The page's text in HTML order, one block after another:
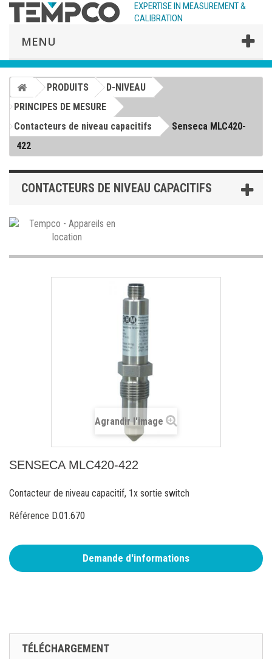
EXPERTISE IN MEASUREMENT &
CALIBRATION
MENU
PRODUITS
D-NIVEAU
PRINCIPES DE MESURE
Contacteurs de niveau capacitifs
Senseca MLC420-
422
CONTACTEURS DE NIVEAU CAPACITIFS
Agrandir l'image
SENSECA MLC420-422
Contacteur de niveau capacitif, 1x sortie switch
Référence D.01.670
Demande d'informations
TÉLÉCHARGEMENT